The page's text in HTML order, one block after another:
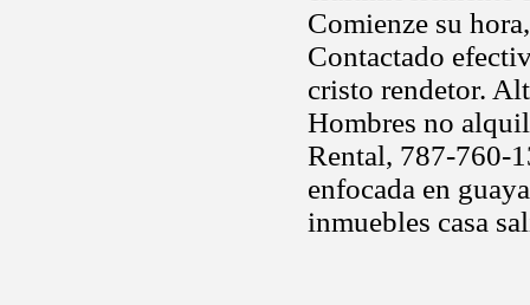
Comienze su
Contactado
cristo rendetor.
Hombres no
Rental, 787-760-
enfocada en
inmuebles casa